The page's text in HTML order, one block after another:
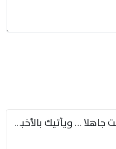
ستبدي لك الأيام ما كنت جاهلا … ويأتيك بالأخبار من لم تزوّد